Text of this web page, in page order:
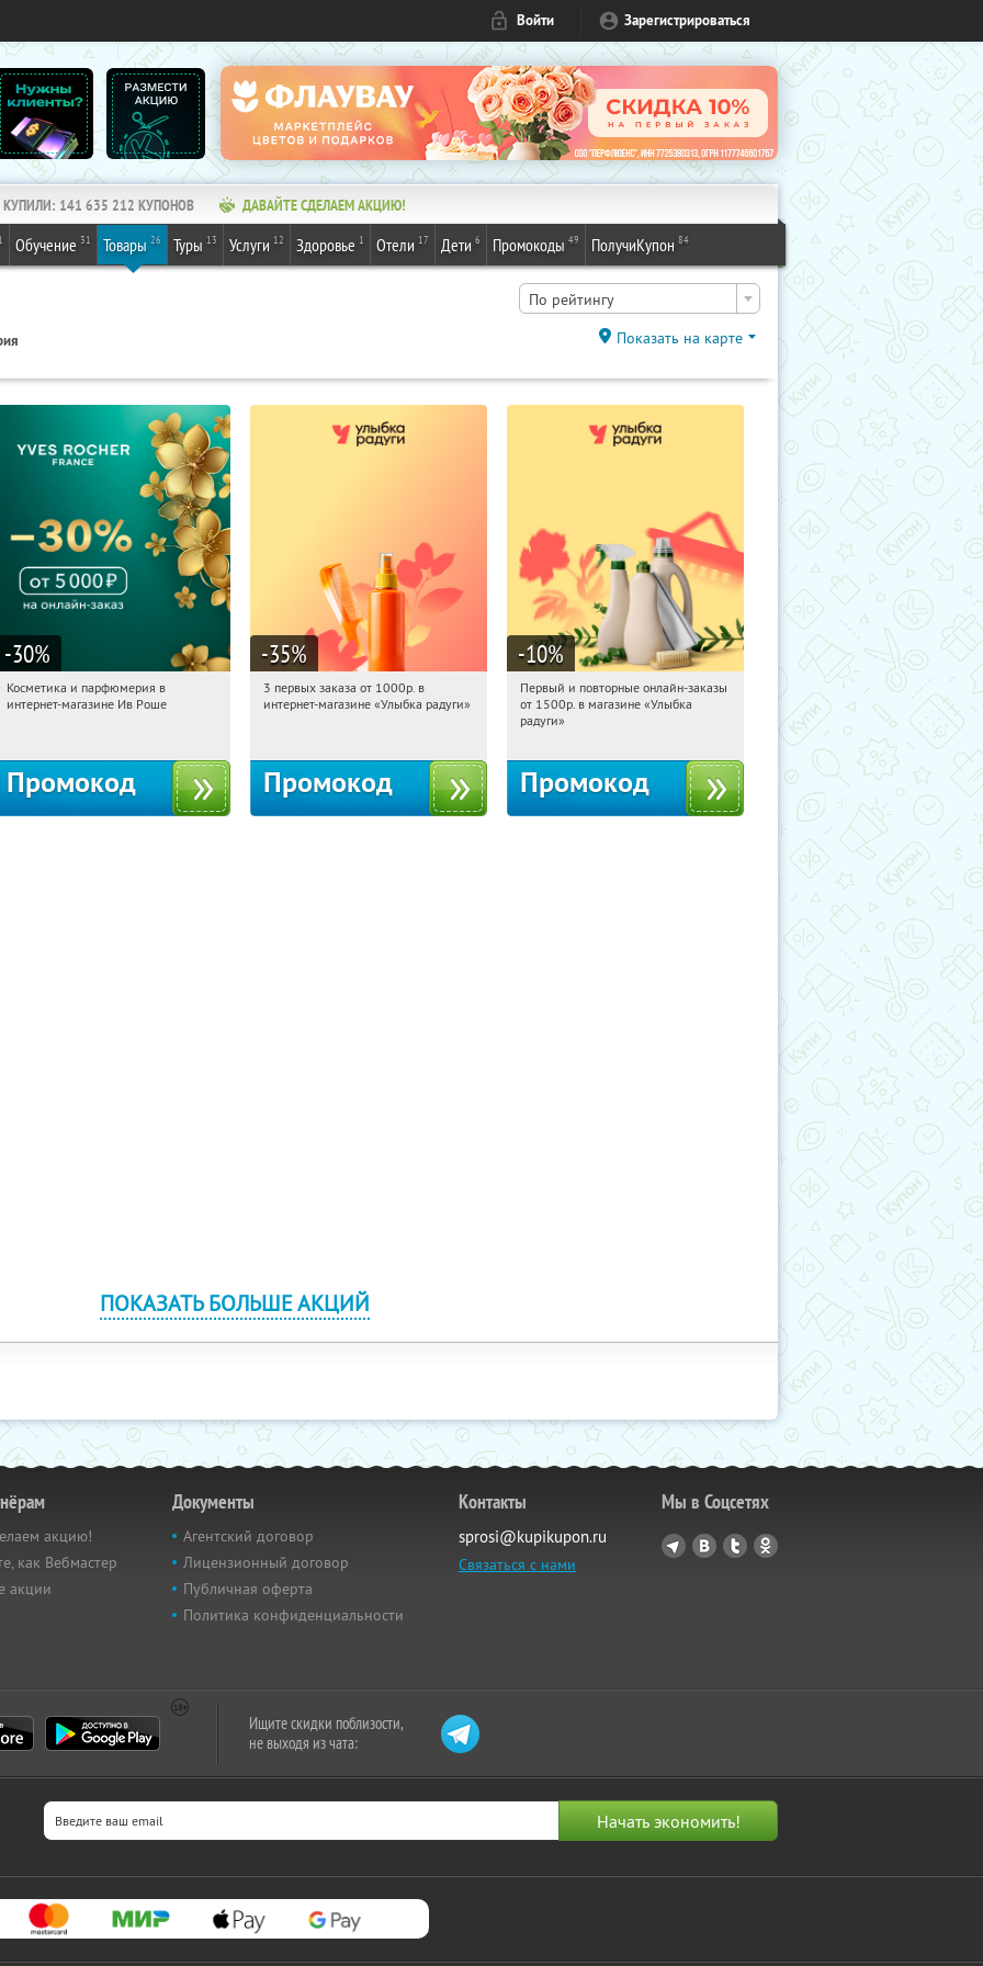
Войти Зарегистрироваться
КУПИЛИ: 141 635 212 КУПОНОВ ДАВАЙТЕ СДЕЛАЕМ АКЦИЮ!
1 Обучение 31 Товары 26 Туры 13 Услуги 12 Здоровье 1 Отели 17 Дети 6 Промокоды 49 ПолучиКупон 84
По рейтингу
Показать на карте
-30%
15:38:19 Получили:
Косметика и парфюмерия в
интернет-магазине Ив Роше
Промокод
-35%
15:38:19 Получили:
3 первых заказа от 1000р. в
интернет-магазине «Улыбка радуги»
Промокод
-10%
15:38:19 Получили:1
Россия
Первый и повторные онлайн-заказы
от 1500р. в магазине «Улыбка
радуги»
Промокод
ПОКАЗАТЬ БОЛЬШЕ АКЦИЙ
акцию!
как Вебмастер
акции
Документы
Агентский договор
Лицензионный договор
Публичная оферта
Политика конфиденциальности
Контакты
sprosi@kupikupon.ru
Связаться с нами
Мы в Соцсетях
Ищите скидки поблизости,
не выходя из чата: